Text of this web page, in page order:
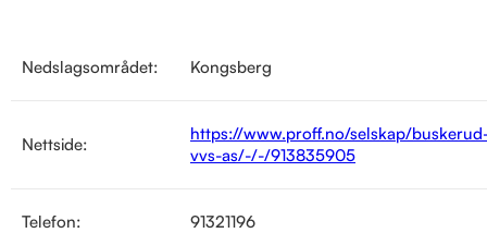
Nedslagsområdet: Kongsberg
Nettside:
https://www.proff.no/selskap/
vvs-as/-/-/913835905
Telefon: 91321196